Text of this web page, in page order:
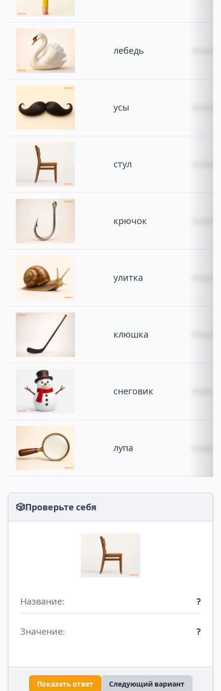
лебедь
усы
стул
крючок
улитка
клюшка
снеговик
лупа
🎲Проверьте себя
Название: ?
Значение: ?
Показать ответ Следующий вариант